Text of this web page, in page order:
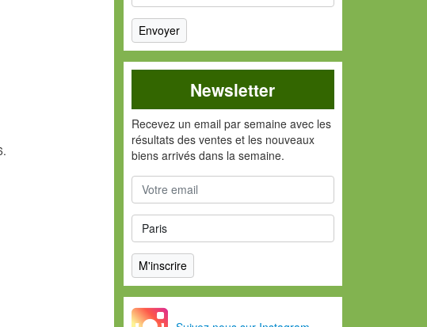
Newsletter
Recevez un email par semaine avec les
résultats des ventes et les nouveaux
biens arrivés dans la semaine.